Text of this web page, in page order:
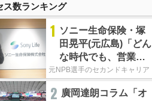
ス数ランキング
1 ソニー生命保険・塚
田晃平(元広島)「どん
な時代でも、営業力
があれば生きていけ
元NPB選手のセカンドキャリア
2 廣岡達朗コラム「オ